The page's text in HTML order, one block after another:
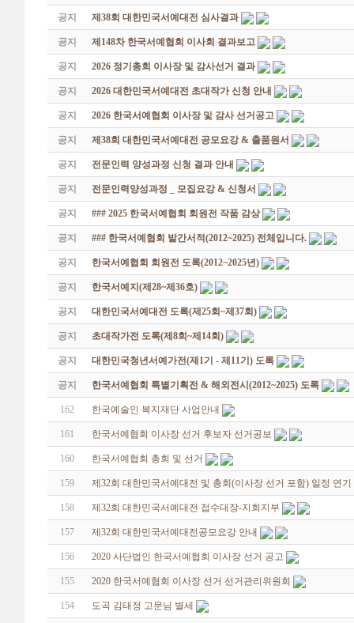
공지 제38회 대한민국서예대전 심사결과
공지 제148차 한국서예협회 이사회 결과보고
공지 2026 정기총회 이사장 및 감사선거 결과
공지 2026 대한민국서예대전 초대작가 신청 안내
공지 2026 한국서예협회 이사장 및 감사 선거공고
공지 제38회 대한민국서예대전 공모요강 & 출품원서
공지 전문인력 양성과정 신청 결과 안내
공지 전문인력양성과정 _ 모집요강 & 신청서
공지 ### 2025 한국서예협회 회원전 작품 감상
공지 ### 한국서예협회 발간서적(2012~2025) 전체입니다.
공지 한국서예협회 회원전 도록(2012~2025년)
공지 한국서예지(제28~제36호)
공지 대한민국서예대전 도록(제25회~제37회)
공지 초대작가전 도록(제8회~제14회)
공지 대한민국청년서예가전(제1기 - 제11기) 도록
공지 한국서예협회 특별기획전 & 해외전시(2012~2025) 도록
162 한국예술인 복지재단 사업안내
161 한국서예협회 이사장 선거 후보자 선거공보
160 한국서예협회 총회 및 선거
159 제32회 대한민국서예대전 및 총회(이사장 선거 포함) 일정 연기
158 제32회 대한민국서예대전 접수대장-지회지부
157 제32회 대한민국서예대전공모요강 안내
156 2020 사단법인 한국서예협회 이사장 선거 공고
155 2020 한국서예협회 이사장 선거 선거관리위원회
154 도곡 김태정 고문님 별세